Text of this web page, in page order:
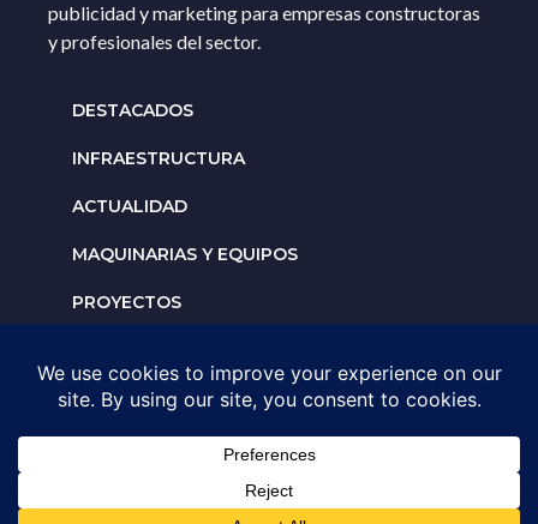
publicidad y marketing para empresas constructoras
y profesionales del sector.
DESTACADOS
INFRAESTRUCTURA
ACTUALIDAD
MAQUINARIAS Y EQUIPOS
PROYECTOS
Solicita un espacio para
tu negocio